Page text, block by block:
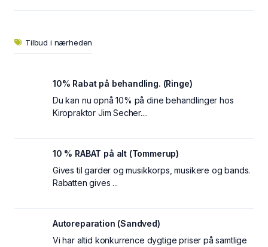
Tilbud i nærheden
10% Rabat på behandling. (Ringe)
Du kan nu opnå 10% på dine behandlinger hos
Kiropraktor Jim Secher....
10 % RABAT på alt (Tommerup)
Gives til garder og musikkorps, musikere og bands.
Rabatten gives ...
Autoreparation (Sandved)
Vi har altid konkurrence dygtige priser på samtlige